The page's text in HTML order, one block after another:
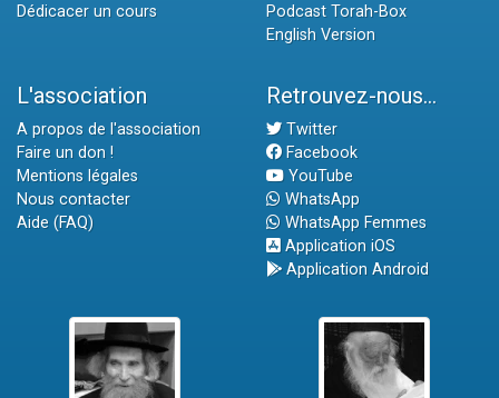
Dédicacer un cours
Podcast Torah-Box
English Version
L'association
A propos de l'association
Faire un don !
Mentions légales
Nous contacter
Aide (FAQ)
Retrouvez-nous...
Twitter
Facebook
YouTube
WhatsApp
WhatsApp Femmes
Application iOS
Application Android